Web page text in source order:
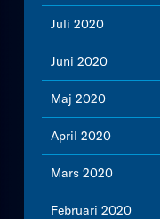
Juli 2020
Juni 2020
Maj 2020
April 2020
Mars 2020
Februari 2020